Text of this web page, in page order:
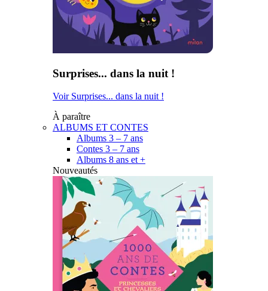
Surprises... dans la nuit !
Voir Surprises... dans la nuit !
À paraître
ALBUMS ET CONTES
Albums 3 – 7 ans
Contes 3 – 7 ans
Albums 8 ans et +
Nouveautés